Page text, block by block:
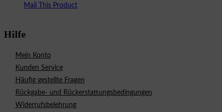
Mail This Product
Hilfe
Mein Konto
Kunden Service
Häufig gestellte Fragen
Rückgabe- und Rückerstattungsbedingungen
Widerrufsbelehrung